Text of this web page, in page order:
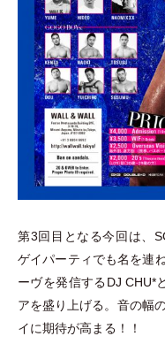
第3回目となる今回は、
ゲイパーティでも名を連
ーヴを発信するDJ CHU*
アを盛り上げる。音の幅
イに期待が高まる！！